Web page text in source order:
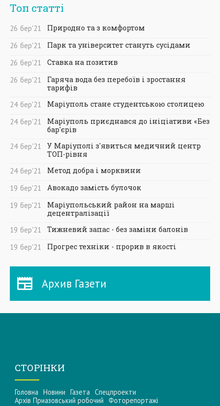
Топ статті
26 бер'21
Природно та з комфортом
26 бер'21
Парк та університет стануть сусідами
26 бер'21
Ставка на позитив
26 бер'21
Гаряча вода без перебоїв і зростання
тарифів
24 бер'21
Маріуполь стане студентською столицею
24 бер'21
Маріуполь приєднався до ініціативи «Без
бар'єрів
24 бер'21
У Маріуполі з'явиться медичний центр
ТОП-рівня
24 бер'21
Метод добра і морквини
19 бер'21
Авокадо замість булочок
19 бер'21
Маріупольський район на марші
децентралізації
19 бер'21
Тижневий запас - без заміни балонів
19 бер'21 Прогрес техніки - прорив в якості
Архив Газети
СТОРІНКИ
Головна Новини Газета Спецпроекти
Архів Приазовський робочий Фоторепортажі